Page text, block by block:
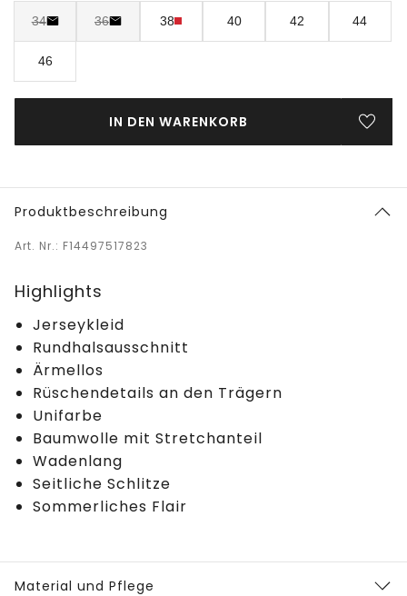
34 36 38 40 42 44
46
IN DEN WARENKORB
Produktbeschreibung
Art. Nr.: F14497517823
Highlights
Jerseykleid
Rundhalsausschnitt
Ärmellos
Rüschendetails an den Trägern
Unifarbe
Baumwolle mit Stretchanteil
Wadenlang
Seitliche Schlitze
Sommerliches Flair
Material und Pflege